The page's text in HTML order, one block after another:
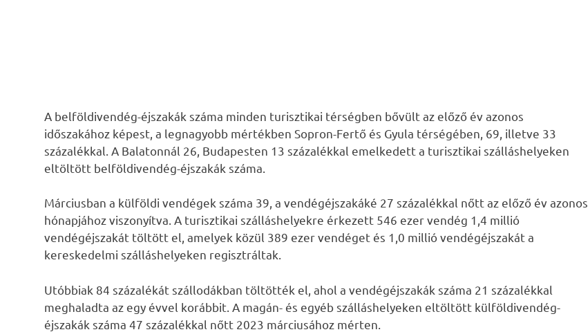
A belföldivendég-éjszakák száma minden turisztikai térségben bővült az előző év azonos
időszakához képest, a legnagyobb mértékben Sopron-Fertő és Gyula térségében, 69, illetve 33
százalékkal. A Balatonnál 26, Budapesten 13 százalékkal emelkedett a turisztikai szálláshelyeken
eltöltött belföldivendég-éjszakák száma.
Márciusban a külföldi vendégek száma 39, a vendégéjszakáké 27 százalékkal nőtt az előző év azonos
hónapjához viszonyítva. A turisztikai szálláshelyekre érkezett 546 ezer vendég 1,4 millió
vendégéjszakát töltött el, amelyek közül 389 ezer vendéget és 1,0 millió vendégéjszakát a
kereskedelmi szálláshelyeken regisztráltak.
Utóbbiak 84 százalékát szállodákban töltötték el, ahol a vendégéjszakák száma 21 százalékkal
meghaladta az egy évvel korábbit. A magán- és egyéb szálláshelyeken eltöltött külföldivendég-
éjszakák száma 47 százalékkal nőtt 2023 márciusához mérten.